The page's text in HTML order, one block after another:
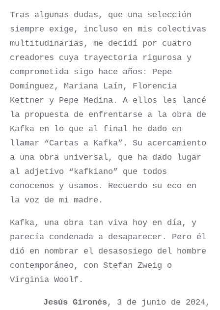
Tras algunas dudas, que una selección
siempre exige, incluso en mis colectivas
multitudinarias, me decidí por cuatro
creadores cuya trayectoria rigurosa y
comprometida sigo hace años: Pepe
Domínguez, Mariana Laín, Florencia
Kettner y Pepe Medina. A ellos les lancé
la propuesta de enfrentarse a la obra de
Kafka en lo que al final he dado en
llamar “Cartas a Kafka”. Su acercamiento
a una obra universal, que ha dado lugar
al adjetivo “kafkiano” que todos
conocemos y usamos. Recuerdo su eco en
la voz de mi madre.
Kafka, una obra tan viva hoy en día, y
parecía condenada a desaparecer. Pero él
dió en nombrar el desasosiego del hombre
contemporáneo, con Stefan Zweig o
Virginia Woolf.
Jesús Gironés , 3 de junio de 2024,